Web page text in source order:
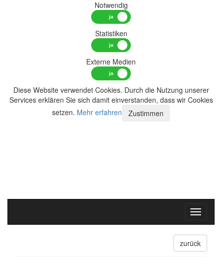
Notwendig
Statistiken
Externe Medien
Diese Website verwendet Cookies. Durch die Nutzung unserer
Services erklären Sie sich damit einverstanden, dass wir Cookies
setzen. Mehr erfahren Zustimmen
Toggle
zurück